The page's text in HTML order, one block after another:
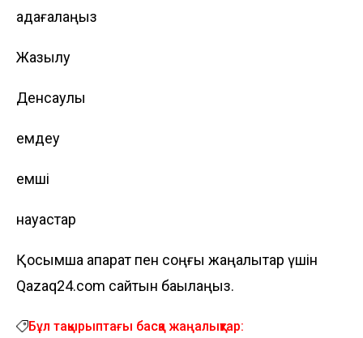
қадағалаңыз
Жазылу
Денсаулық
емдеу
емші
науқастар
Қосымша ақпарат пен соңғы жаңалықтар үшін
Qazaq24.com сайтын бақылаңыз.
Бұл тақырыптағы басқа жаңалықтар: